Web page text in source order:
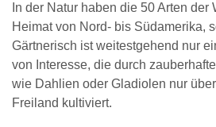
In der Natur haben die 50 Arten
Heimat von Nord- bis Südamerika,
Gärtnerisch ist weitestgehend nur
von Interesse, die durch
wie Dahlien oder Gladiolen nur
Freiland kultiviert.